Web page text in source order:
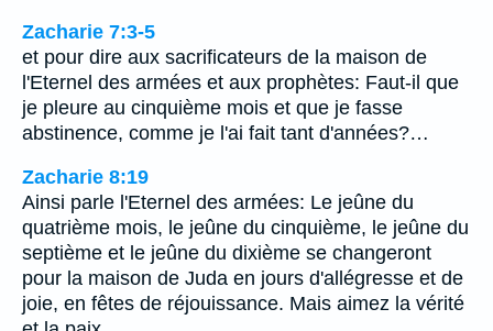
Zacharie 7:3-5
et pour dire aux sacrificateurs de la maison de
l'Eternel des armées et aux prophètes: Faut-il que
je pleure au cinquième mois et que je fasse
abstinence, comme je l'ai fait tant d'années?…
Zacharie 8:19
Ainsi parle l'Eternel des armées: Le jeûne du
quatrième mois, le jeûne du cinquième, le jeûne du
septième et le jeûne du dixième se changeront
pour la maison de Juda en jours d'allégresse et de
joie, en fêtes de réjouissance. Mais aimez la vérité